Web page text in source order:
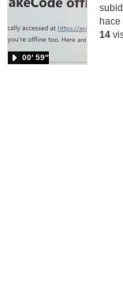
00′ 59″
hace
14